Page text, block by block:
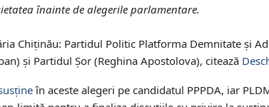
înainte de alegerile parlamentare.
Chiținău: Partidul Politic Platforma Demnitate și
și Partidul Șor (Reghina Apostolova), citează
în aceste alegeri pe candidatul PPPDA, iar